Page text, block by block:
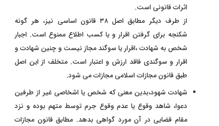
اثرات قانونی است.
از طرف دیگر مطابق اصل ۳۸ قانون اساسی نیز، هر گونه
شکنجه برای گرفتن اقرار و یا کسب اطلاع ممنوع است. اجبار
شخص به شهادت ،اقرار یا سوگند مجاز نیست و چنین شهادت و
اقرار و سوگندی فاقد ارزش و اعتبار است. متخلف از این اصل
طبق قانون مجازات اسلامی مجازات می شود.
شهادت شهود،بدین معنی که شخص یا اشخاصی غیر از طرفین
دعوا، شاهد وقوع یا عدم وقوع جرم توسط متهم بوده و نزد
مقام قضایی در آن مورد گواهی بدهد. مطابق قانون مجازات